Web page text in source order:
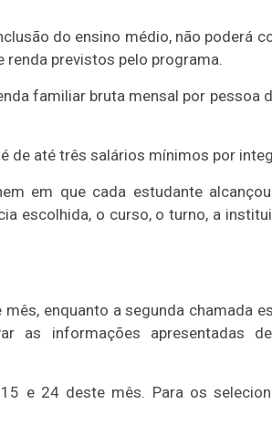
do ensino médio, não poderá
previstos pelo programa.
familiar bruta mensal por pessoa
de até três salários mínimos por
em que cada estudante
escolhida, o curso, o turno, a
enquanto a segunda chamada
as informações apresentadas
e 24 deste mês. Para os